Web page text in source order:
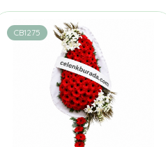
CB1275